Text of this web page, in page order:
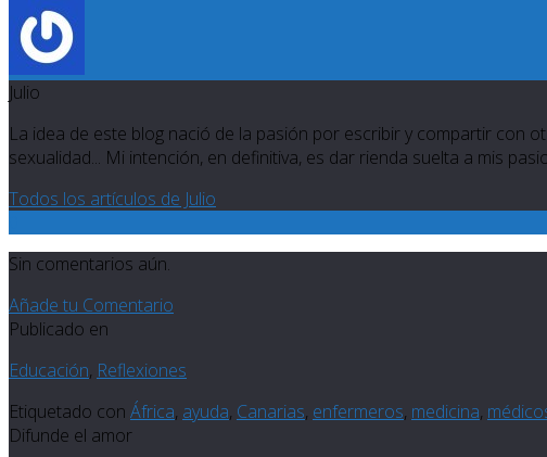
Julio
La idea de este blog nació de la pasión por escribir y compartir con
sexualidad... Mi intención, en definitiva, es dar rienda suelta a mis
Todos los artículos de Julio
Sin comentarios aún.
Añade tu Comentario
Publicado en
Educación, Reflexiones
Etiquetado con África, ayuda, Canarias, enfermeros, medicina,
Difunde el amor